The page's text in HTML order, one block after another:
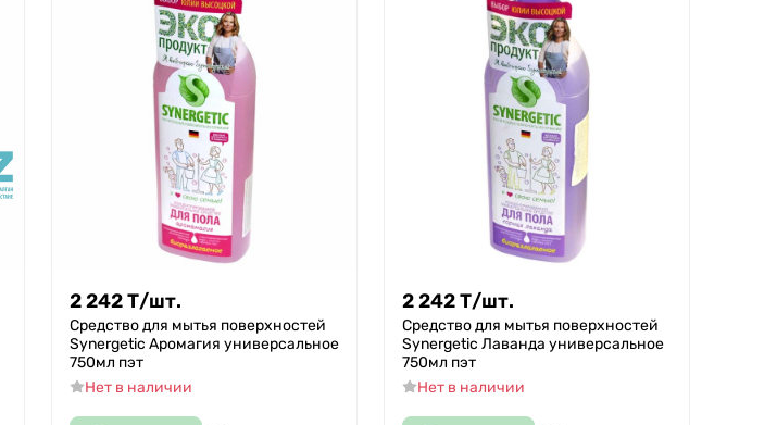
2 242Т/шт.
Средство для мытья поверхностей
Synergetic Аромагия универсальное
750мл пэт
Нет в наличии
2 242Т/шт.
Средство для мытья поверхностей
Synergetic Лаванда универсальное
750мл пэт
Нет в наличии